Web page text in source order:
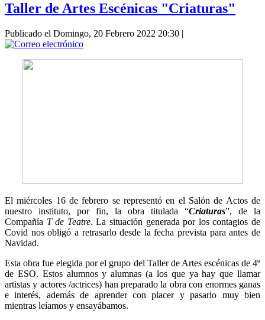
Taller de Artes Escénicas "Criaturas"
Publicado el Domingo, 20 Febrero 2022 20:30 |
El miércoles 16 de febrero se representó en el Salón de Actos de
nuestro instituto, por fin, la obra titulada “Criaturas”, de la
Compañía T de Teatre. La situación generada por los contagios de
Covid nos obligó a retrasarlo desde la fecha prevista para antes de
Navidad.
Esta obra fue elegida por el grupo del Taller de Artes escénicas de 4º
de ESO. Estos alumnos y alumnas (a los que ya hay que llamar
artistas y actores /actrices) han preparado la obra con enormes ganas
e interés, además de aprender con placer y pasarlo muy bien
mientras leíamos y ensayábamos.